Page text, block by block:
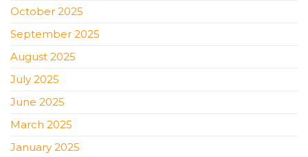
October 2025
September 2025
August 2025
July 2025
June 2025
March 2025
January 2025